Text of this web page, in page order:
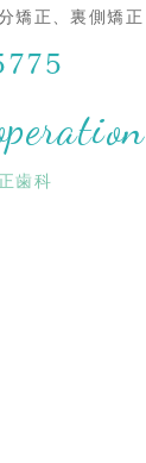
矯正、裏側矯正
歯科